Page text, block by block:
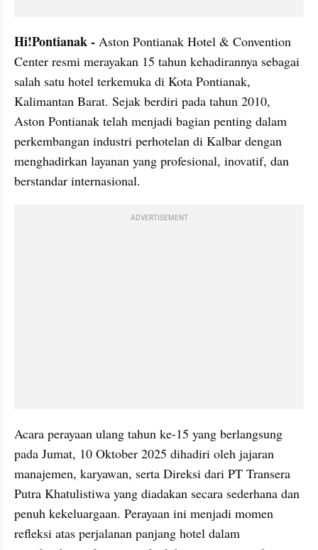
Hi!Pontianak - Aston Pontianak Hotel & Convention
Center resmi merayakan 15 tahun kehadirannya sebagai
salah satu hotel terkemuka di Kota Pontianak,
Kalimantan Barat. Sejak berdiri pada tahun 2010,
Aston Pontianak telah menjadi bagian penting dalam
perkembangan industri perhotelan di Kalbar dengan
menghadirkan layanan yang profesional, inovatif, dan
berstandar internasional.
ADVERTISEMENT
Acara perayaan ulang tahun ke-15 yang berlangsung
pada Jumat, 10 Oktober 2025 dihadiri oleh jajaran
manajemen, karyawan, serta Direksi dari PT Transera
Putra Khatulistiwa yang diadakan secara sederhana dan
penuh kekeluargaan. Perayaan ini menjadi momen
refleksi atas perjalanan panjang hotel dalam